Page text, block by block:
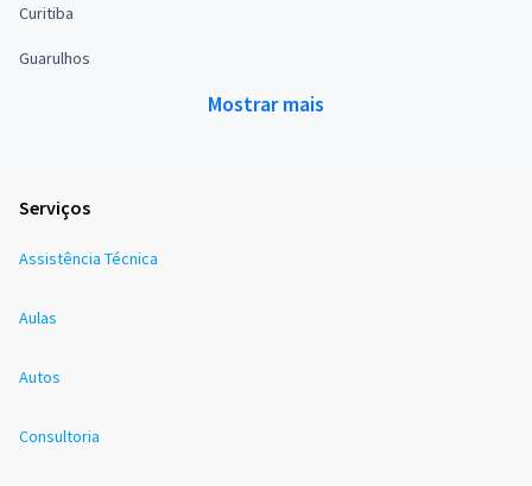
Curitiba
Guarulhos
Mostrar mais
Serviços
Assistência Técnica
Aulas
Autos
Consultoria